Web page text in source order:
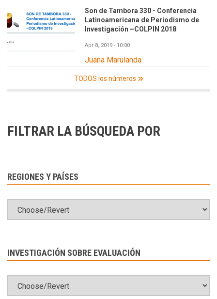
Son de Tambora 330 - Conferencia
Latinoamericana de Periodismo de
Investigación –COLPIN 2018
Apr 8, 2019 - 10:00
Juana Marulanda
TODOS los números
FILTRAR LA BÚSQUEDA POR
REGIONES Y PAÍSES
INVESTIGACIÓN SOBRE EVALUACIÓN